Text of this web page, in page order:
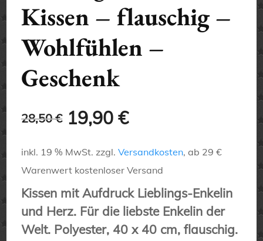
Kissen – flauschig –
Wohlfühlen –
Geschenk
28,50€ Ursprünglicher
Preis
war:
28,50 €
19,90€Aktueller
Preis
ist:
19,90 €.
inkl. 19 % MwSt. zzgl.Versandkosten, ab 29 €
Warenwert kostenloser Versand
Kissen mit Aufdruck Lieblings-Enkelin
und Herz. Für die liebste Enkelin der
Welt. Polyester, 40 x 40 cm, flauschig.